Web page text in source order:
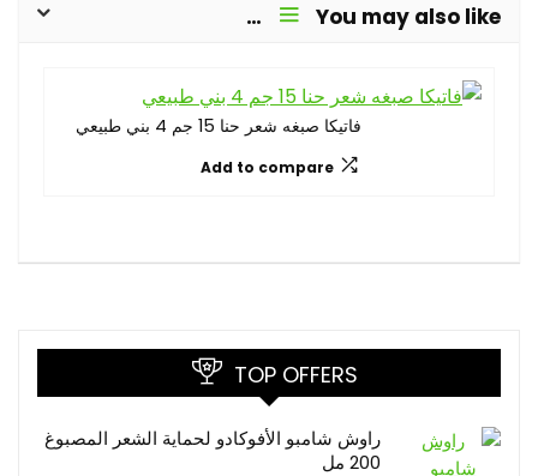
You may also like…
فاتيكا صبغه شعر حنا 15 جم 4 بني طبيعي
Add to compare
TOP OFFERS
راوش شامبو الأفوكادو لحماية الشعر المصبوغ
200 مل